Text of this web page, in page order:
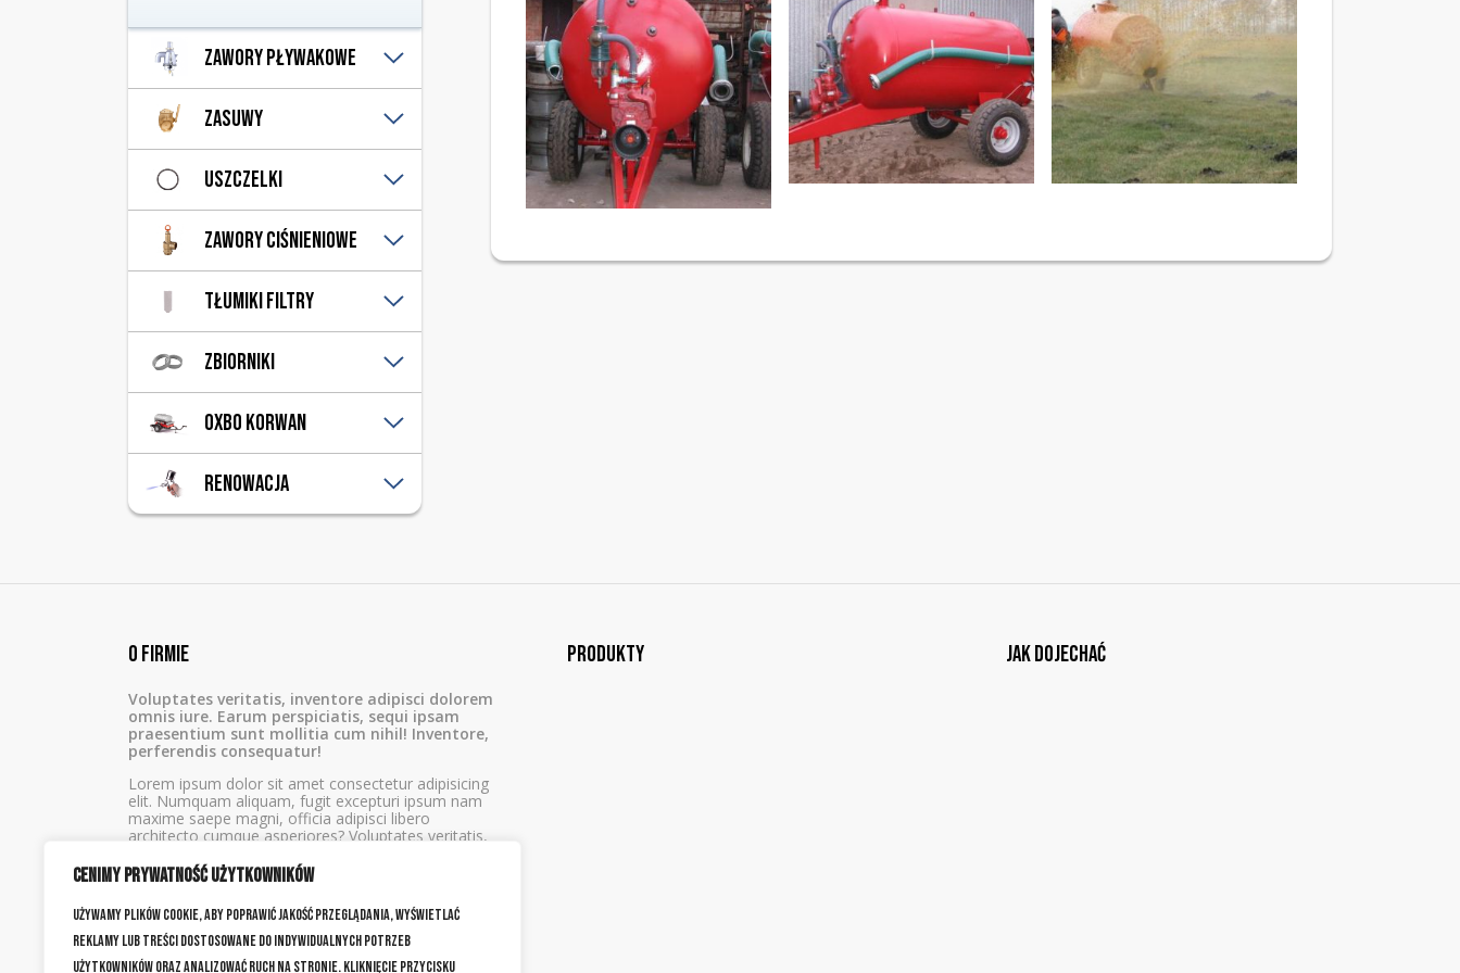
Cenimy prywatność użytkowników
Używamy plików cookie, aby poprawić jakość przeglądania, wyświetlać
reklamy lub treści dostosowane do indywidualnych potrzeb
użytkowników oraz analizować ruch na stronie. Kliknięcie przycisku
Zawory pływakowe
Nadmiarowe
Przelewowe
Zasuwy
Części
Hydrauliczna
Pneumatyczna
Ręczna
Uniwersalna
Uszczelki
Gumowe dennic
Gumowe łączników
Wylewki
Zawory ciśnieniowe
Nadciśnienia
Podciśnienia
Tłumiki filtry
Filtry
Tłumiki
Zbiorniki
Dennice
Pierścienie
Płaszcz poszycia
Płaszcz zbiornika
Zawias beczki
Oxbo Korwan
Modernizacje
Przyczepy
Renowacja
O firmie
Voluptates veritatis, inventore adipisci dolorem
omnis iure. Earum perspiciatis, sequi ipsam
praesentium sunt mollitia cum nihil! Inventore,
perferendis consequatur!
Lorem ipsum dolor sit amet consectetur adipisicing
elit. Numquam aliquam, fugit excepturi ipsum nam
maxime saepe magni, officia adipisci libero
architecto cumque asperiores? Voluptates veritatis,
Produkty Jak dojechać